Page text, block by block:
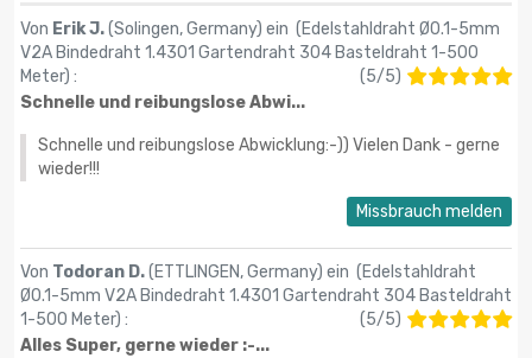
Von Erik J.(Solingen, Germany) ein (Edelstahldraht Ø0.1-5mm
V2A Bindedraht 1.4301 Gartendraht 304 Basteldraht 1-500
Meter) : (5/5)
Schnelle und reibungslose Abwi...
Schnelle und reibungslose Abwicklung:-)) Vielen Dank - gerne
wieder!!!
Missbrauch melden
Von Todoran D.(ETTLINGEN, Germany) ein (Edelstahldraht
Ø0.1-5mm V2A Bindedraht 1.4301 Gartendraht 304 Basteldraht
1-500 Meter) : (5/5)
Alles Super, gerne wieder :-...